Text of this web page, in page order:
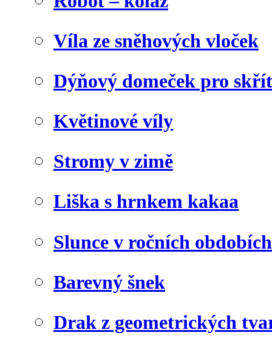
Víla ze sněhových vloček
Dýňový domeček pro
Květinové víly
Stromy v zimě
Liška s hrnkem kakaa
Slunce v ročních obdobích
Barevný šnek
Drak z geometrických